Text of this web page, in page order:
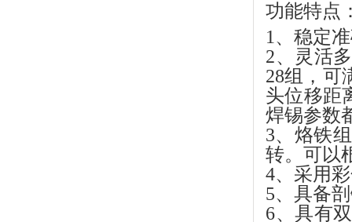
功能特点
1 、 稳定
2、灵活
28组，可
头位移距
焊锡参数
3、烙铁
转。可以
4、 采用
5、 具备
6、具有